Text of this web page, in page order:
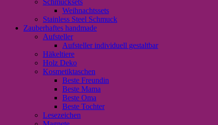
Weihnachtssets
Stainless Steel Schmuck
Zauberhaftes handmade
Aufsteller
Aufsteller individuell gestaltbar
Häkeltiere
Holz Deko
Kosmetiktaschen
Beste Freundin
Beste Mama
Beste Oma
Beste Tochter
Lesezeichen